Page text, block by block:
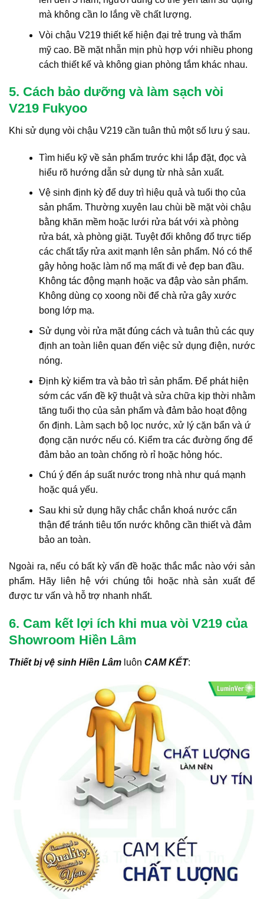
mà không cần lo lắng về chất lượng.
Vòi chậu V219 thiết kế hiện đại trẻ trung và thẩm
mỹ cao. Bề mặt nhẵn mịn phù hợp với nhiều phong
cách thiết kế và không gian phòng tắm khác nhau.
5. Cách bảo dưỡng và làm sạch vòi
V219 Fukyoo
Khi sử dụng vòi chậu V219 cần tuân thủ một số lưu ý sau.
Tìm hiểu kỹ về sản phẩm trước khi lắp đặt, đọc và
hiểu rõ hướng dẫn sử dụng từ nhà sản xuất.
Vệ sinh định kỳ để duy trì hiệu quả và tuổi thọ của
sản phẩm. Thường xuyên lau chùi bề mặt vòi chậu
bằng khăn mềm hoặc lưới rửa bát với xà phòng
rửa bát, xà phòng giặt. Tuyệt đối không đổ trực tiếp
các chất tẩy rửa axit mạnh lên sản phẩm. Nó có thể
gây hỏng hoặc làm nổ mạ mất đi vẻ đẹp ban đầu.
Không tác động mạnh hoặc va đập vào sản phẩm.
Không dùng cọ xoong nồi để chà rửa gây xước
bong lớp mạ.
Sử dụng vòi rửa mặt đúng cách và tuân thủ các quy
định an toàn liên quan đến việc sử dụng điện, nước
nóng.
Định kỳ kiểm tra và bảo trì sản phẩm. Để phát hiện
sớm các vấn đề kỹ thuật và sửa chữa kịp thời nhằm
tăng tuổi thọ của sản phẩm và đảm bảo hoạt động
ổn định. Làm sạch bộ lọc nước, xử lý cặn bẩn và ứ
đọng cặn nước nếu có. Kiểm tra các đường ống để
đảm bảo an toàn chống rò rỉ hoặc hỏng hóc.
Chú ý đến áp suất nước trong nhà như quá mạnh
hoặc quá yếu.
Sau khi sử dụng hãy chắc chắn khoá nước cẩn
thận để tránh tiêu tốn nước không cần thiết và đảm
bảo an toàn.
Ngoài ra, nếu có bất kỳ vấn đề hoặc thắc mắc nào với sản
phẩm. Hãy liên hệ với chúng tôi hoặc nhà sản xuất để
được tư vấn và hỗ trợ nhanh nhất.
6. Cam kết lợi ích khi mua vòi V219 của
Showroom Hiền Lâm
Thiết bị vệ sinh Hiền Lâm luôn CAM KẾT: